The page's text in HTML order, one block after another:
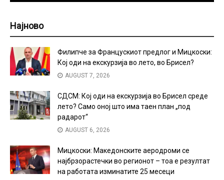
Најново
Филипче за Францускиот предлог и Мицкоски:
Кој оди на екскурзија во лето, во Брисел?
AUGUST 7, 2026
СДСМ: Кој оди на екскурзија во Брисел среде
лето? Само оној што има таен план „под
радарот“
AUGUST 6, 2026
Мицкоски: Македонските аеродроми се
најбрзорастечки во регионот – тоа е резултат
на работата изминатите 25 месеци